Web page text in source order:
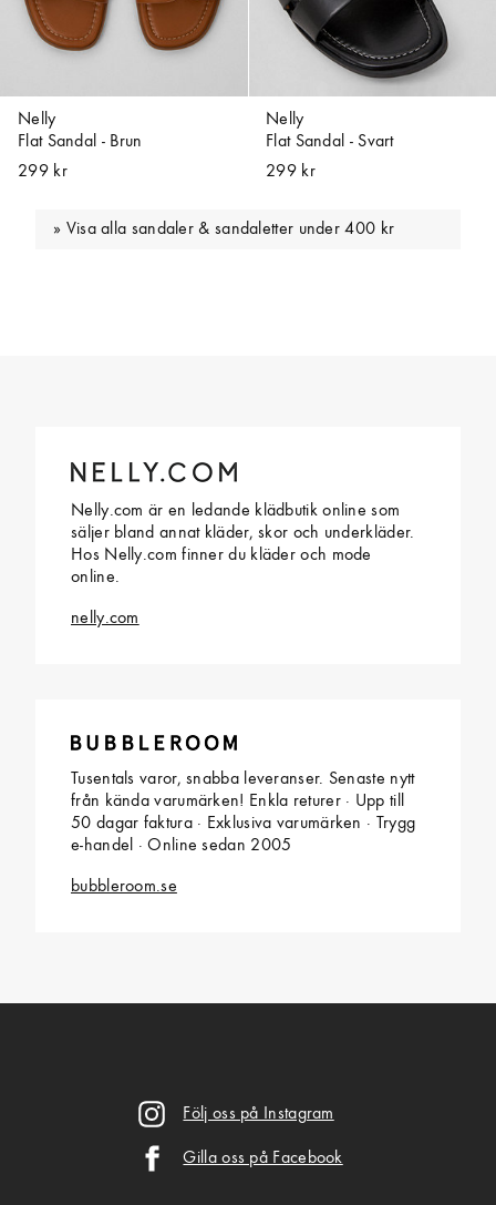
Nelly
Flat Sandal - Brun
299 kr
Nelly
Flat Sandal - Svart
299 kr
Visa alla sandaler & sandaletter under 400 kr
Nelly.com är en ledande klädbutik online som
säljer bland annat kläder, skor och underkläder.
Hos Nelly.com finner du kläder och mode
online.
nelly.com
Tusentals varor, snabba leveranser. Senaste nytt
från kända varumärken! Enkla returer · Upp till
50 dagar faktura · Exklusiva varumärken · Trygg
e-handel · Online sedan 2005
bubbleroom.se
Följ oss på Instagram
Gilla oss på Facebook